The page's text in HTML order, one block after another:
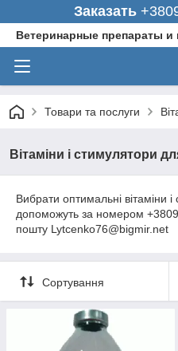
Заказать
Ветеринарные препараты
Товари та послуги
Вітаміни і стимулятори
Вибрати оптимальні вітаміни
допоможуть за номером
пошту Lytcenko76@bigmir.net
Сортування